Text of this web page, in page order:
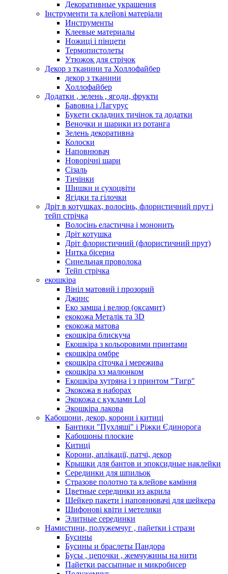
Декоративные украшения
Інструменти та клейові матеріали
Инструменты
Клеевые материалы
Ножиці і пінцети
Термопистолеты
Утюжок для стрічок
Декор з тканини та Холлофайбер
декор з тканини
Холлофайбер
Додатки , зелень , ягоди, фрукти
Бавовна і Лагурус
Букети складних тичінок та додатки
Веночки и шарики из ротанга
Зелень декоративна
Колоски
Наповнювач
Новорічні шари
Сізаль
Тичінки
Шишки и сухоцвіти
Ягідки та гілочки
Дріт в котушках, волосінь, флористичний прут і
тейп стрічка
Волосінь еластична і мононить
Дріт котушка
Дріт флористичний (флористичний прут)
Нитка бісерна
Синельная проволока
Тейп стрічка
екошкіра
Вініл матовий і прозорий
Джинс
Еко замша і велюр (оксамит)
екокожа Металік та 3D
екокожа матова
екошкіра блискуча
Екошкіра з кольоровими принтами
екошкіра омбре
екошкіра сіточка і мережива
екошкіра хз малюнком
Екошкіра хутряна і з принтом "Тигр"
Экокожа в наборах
Экокожа с куклами Lol
Экошкiра лакова
Кабошони, декор, корони і китиці
Бантики "Пухляші" і Ріжки Єдинорога
Кабошоны плоские
Китиці
Корони, аплікації, патчі, декор
Крышки для бантов и эпоксидные наклейки
Серединки для шпильок
Стразове полотно та клейове каміння
Цветные серединки из акрила
Шейкер пакети і наповнювачі для шейкера
Шифонові квіти і метелики
Элитные серединки
Намистини, полужемчуг , пайетки і стрази
Бусины
Бусины и браслеты Пандора
Бусы , цепочки , жемчужины на нити
Пайетки рассыпные и микробисер